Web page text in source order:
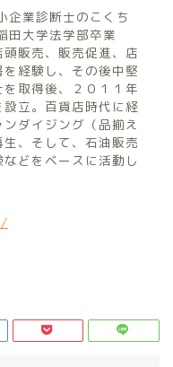
企業診断士のこくち
田大学法学部卒業
販売、販売促進、店
経験し、その後中堅
取得後、２０１１年
立。百貨店時代に経
ダイジング（品揃え
、そして、石油販売
どをベースに活動し